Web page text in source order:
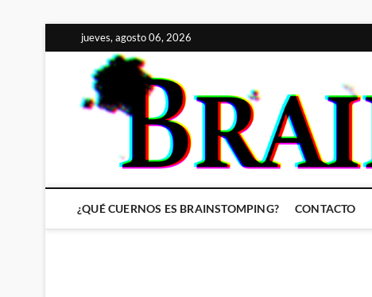
al
contenido
jueves, agosto 06, 2026
¿QUÉ CUERNOS ES BRAINSTOMPING? CONTACTO